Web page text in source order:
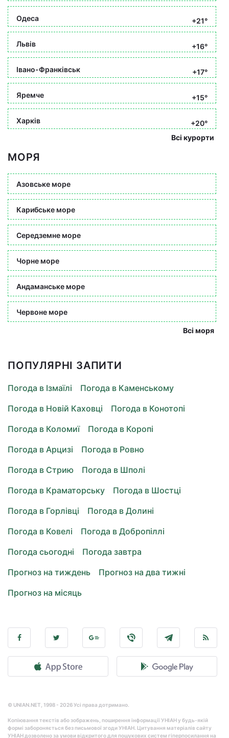
Одеса +21°
Львів +16°
Івано-Франківськ +17°
Яремче +15°
Харків
+20°
Всі курорти
МОРЯ
Азовське море
Карибське море
Середземне море
Чорне море
Андаманське море
Червоне море
Всі моря
ПОПУЛЯРНІ ЗАПИТИ
Погода в Ізмаїлі
Погода в Каменському
Погода в Новій Каховці
Погода в Конотопі
Погода в Коломиї
Погода в Коропі
Погода в Арцизі
Погода в Ровно
Погода в Стрию
Погода в Шполі
Погода в Краматорську
Погода в Шостці
Погода в Горлівці
Погода в Долині
Погода в Ковелі
Погода в Добропіллі
Погода сьогодні
Погода завтра
Прогноз на тиждень
Прогноз на два тижні
Прогноз на місяць
© UNIAN.NET, 1998 - 2026 Усі права дотримано.
Копіювання текстів або зображень, поширення інформації УНІАН у будь-якій
формі забороняється без письмової згоди УНІАН. Цитування матеріалів сайту
УНІАН дозволено за умови відкритого для пошукових систем гіперпосилання на